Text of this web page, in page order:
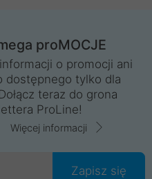
proMOCJE
o promocji ani
dostępnego tylko dla
teraz do grona
ProLine!
Więcej informacji
Zapisz się